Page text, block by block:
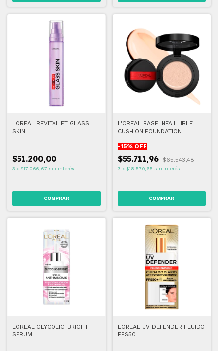
LOREAL REVITALIFT GLASS
SKIN
$51.200,00
3 x $17.066,67 sin interés
L'OREAL BASE INFAILLIBLE
CUSHION FOUNDATION
-15% OFF
$55.711,96 $65.543,48
3 x $18.570,65 sin interés
COMPRAR
LOREAL GLYCOLIC-BRIGHT
SERUM
LOREAL UV DEFENDER FLUIDO
FPS50